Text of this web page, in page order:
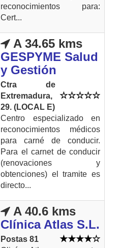
reconocimientos para:
Cert...
A 34.65 kms
GESPYME Salud
y Gestión
Ctra de
Extremadura,
29. (LOCAL E)
Centro especializado en
reconocimientos médicos
para carné de conducir.
Para el carnet de conducir
(renovaciones y
obtenciones) el tramite es
directo...
A 40.6 kms
Clínica Atlas S.L.
Postas 81